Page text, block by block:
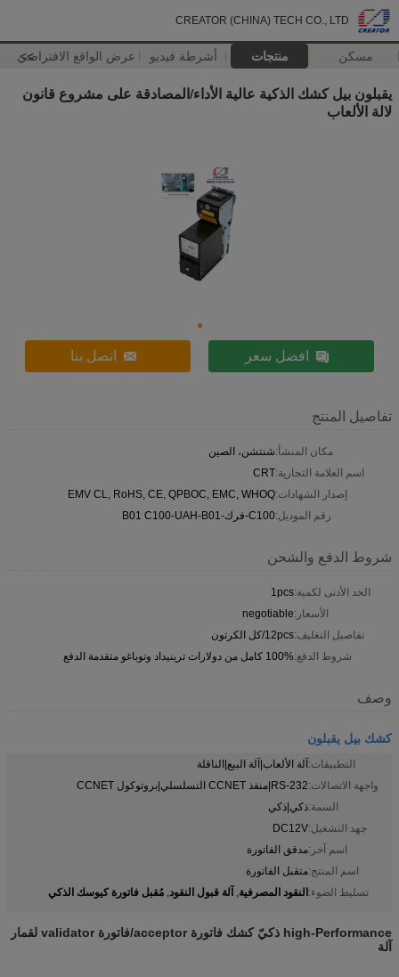
CREATOR (CHINA) TECH CO., LTD
مسكن منتجات أشرطة فيديو عرض الواقع الافتراضي
>>
يقبلون بيل كشك الذكية عالية الأداء/المصادقة على مشروع قانون
لالة الألعاب
افضل سعر اتصل بنا
تفاصيل المنتج
مكان المنشأ:شنتشن، الصين
اسم العلامة التجارية:CRT
إصدار الشهادات:EMV CL, RoHS, CE, QPBOC, EMC, WHOQ
رقم الموديل:C100-فرك-B01 C100-UAH-B01
شروط الدفع والشحن
الحد الأدنى لكمية:1pcs
الأسعار:negotiable
تفاصيل التغليف:12pcs/كل الكرتون
شروط الدفع:100% كامل من دولارات ترينيداد وتوباغو متقدمة الدفع
وصف
كشك بيل يقبلون
التطبيقات:آلة الألعاب|آلة البيع|الناقلة
واجهة الاتصالات:RS-232|منفذ CCNET التسلسلي|بروتوكول CCNET
السمة:ذكي|ذكي
جهد التشغيل:DC12V
اسم آخر:مدقق الفاتورة
اسم المنتج:متقبل الفاتورة
تسليط الضوء:النقود المصرفية, آلة قبول النقود, مُقبل فاتورة كيوسك الذكي
high-Performance ذكيّ كشك فاتورة acceptor/فاتورة validator لقمار
آلة